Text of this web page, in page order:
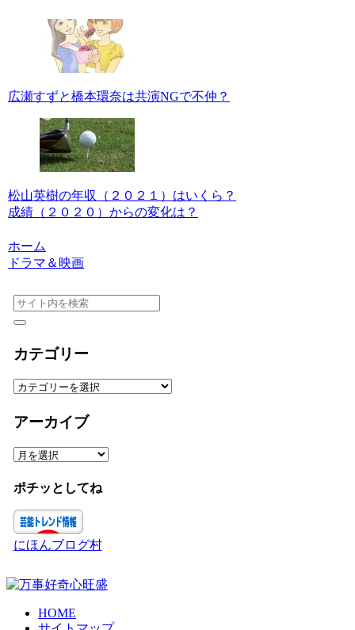
広瀬すずと橋本環奈は共演NGで不仲？
松山英樹の年収（２０２１）はいくら？
成績（２０２０）からの変化は？
ホーム
ドラマ＆映画
カテゴリー
カ
ゴ
ー
アーカイブ
ア
カ
ブ
ポチッとしてね
にほんブログ村
HOME